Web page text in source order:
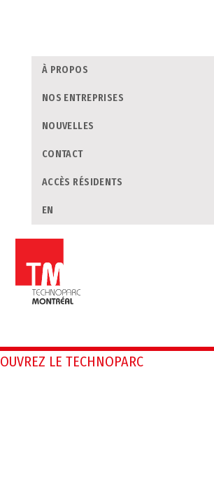
À PROPOS
NOS ENTREPRISES
NOUVELLES
CONTACT
ACCÈS RÉSIDENTS
EN
LE TECHNOPARC